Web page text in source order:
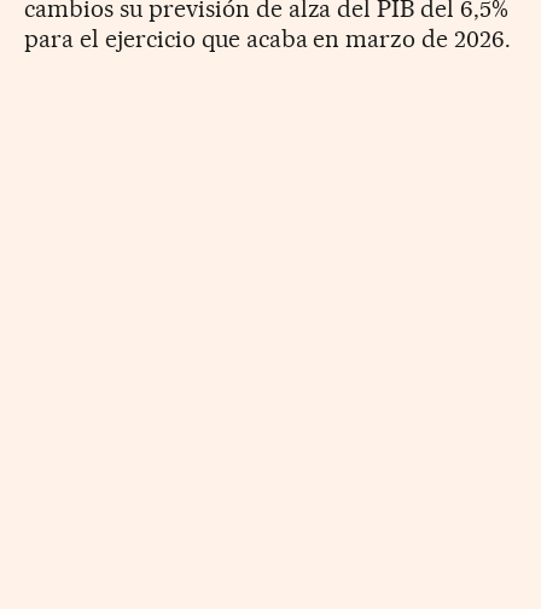
cambios su previsión de alza del PIB del 6,5%
para el ejercicio que acaba en marzo de 2026.